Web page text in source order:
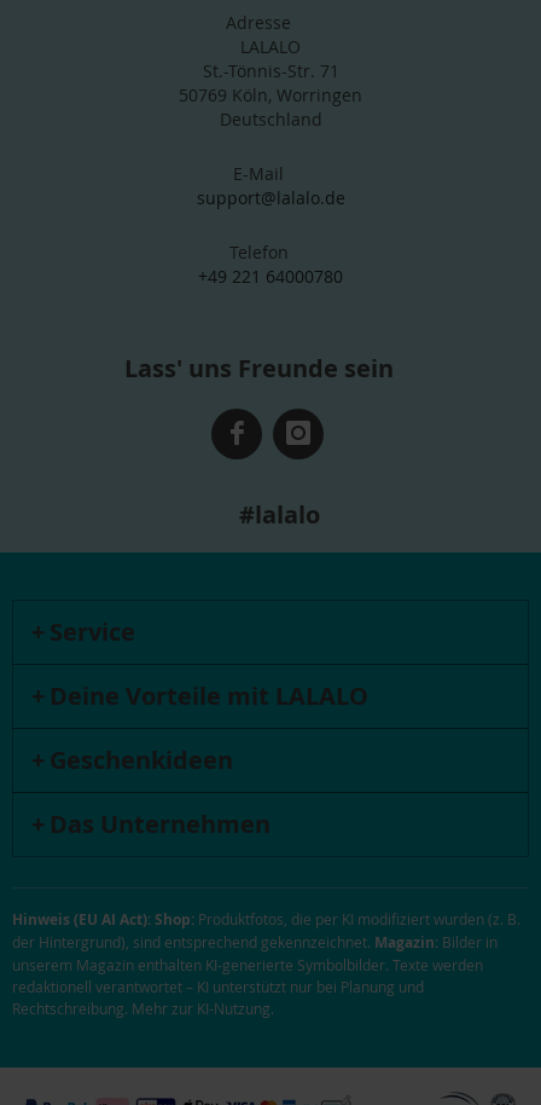
Adresse
LALALO
St.-Tönnis-Str. 71
50769 Köln, Worringen
Deutschland
E-Mail
support@lalalo.de
Telefon
+49 221 64000780
Lass' uns Freunde sein
#lalalo
Service
Deine Vorteile mit LALALO
Geschenkideen
Das Unternehmen
Hinweis (EU AI Act):Shop: Produktfotos, die per KI modifiziert wurden (z. B.
der Hintergrund), sind entsprechend gekennzeichnet. Magazin: Bilder in
unserem Magazin enthalten KI-generierte Symbolbilder. Texte werden
redaktionell verantwortet – KI unterstützt nur bei Planung und
Rechtschreibung. Mehr zur KI-Nutzung.